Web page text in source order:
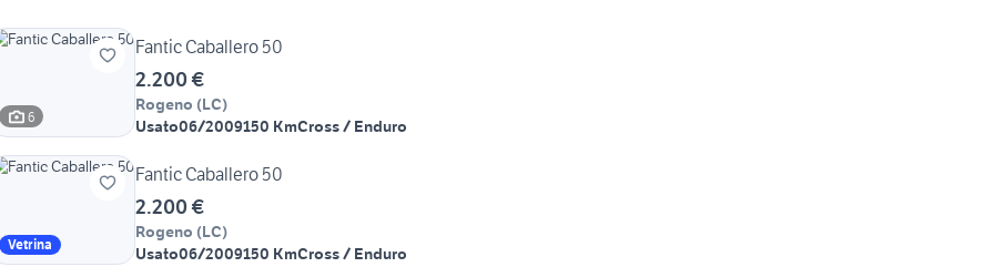
6
Fantic Caballero 50
2.200 €
Rogeno (LC)
Usato06/2009150 KmCross / Enduro
Vetrina
Fantic Caballero 50
2.200 €
Rogeno (LC)
Usato06/2009150 KmCross / Enduro